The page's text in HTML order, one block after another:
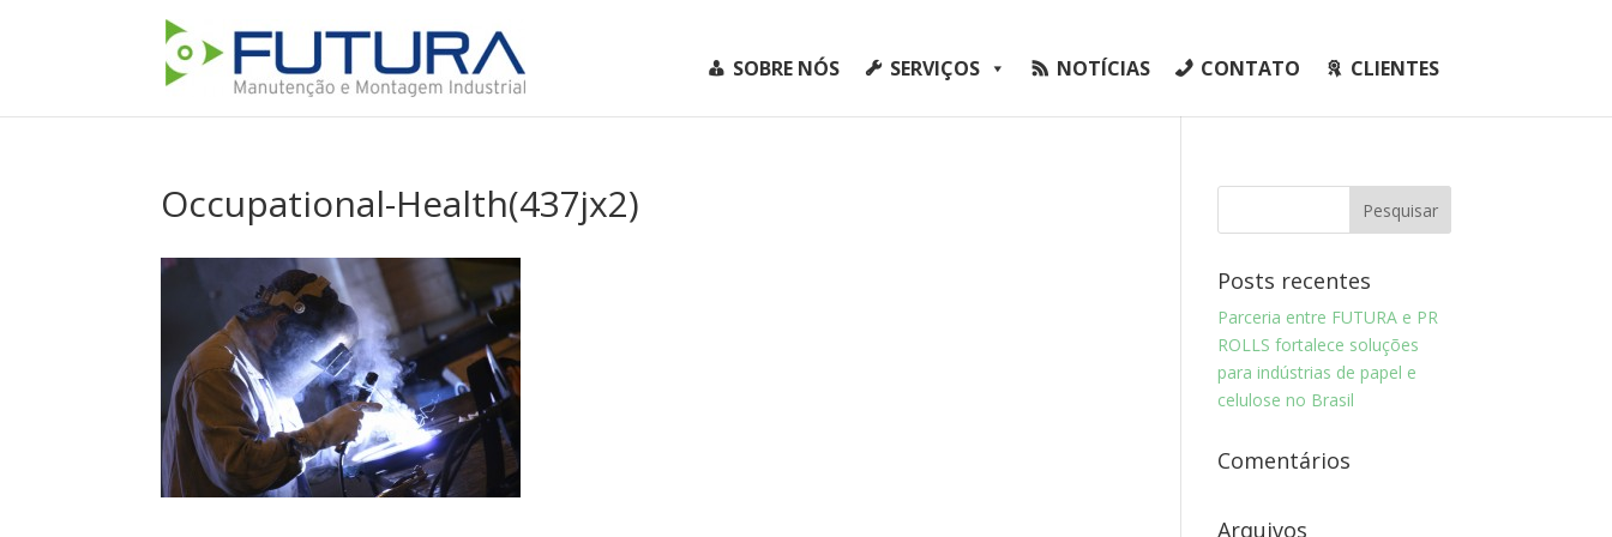
SOBRE NÓS SERVIÇOS NOTÍCIAS CONTATO CLIENTES
Occupational-Health(437jx2)
Posts recentes
Parceria entre FUTURA e PR
ROLLS fortalece soluções
para indústrias de papel e
celulose no Brasil
Comentários
Arquivos